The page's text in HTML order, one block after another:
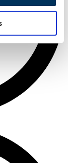
zu Ihrer
für
Unsere
mit
der Dienste